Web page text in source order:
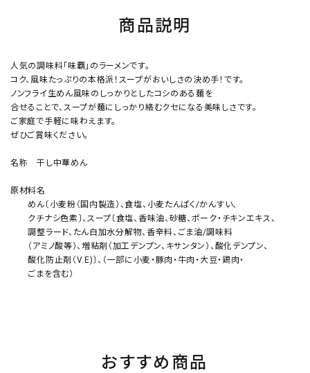
商品説明
人気の調味料「味覇」のラーメンです。
コク、風味たっぷりの本格派！スープがおいしさの決め手！です。
ノンフライ生めん風味のしっかりとしたコシのある麺を
合せることで、スープが麺にしっかり絡むクセになる美味しさです。
ご家庭で手軽に味わえます。
ぜひご賞味ください。
名称 干し中華めん
原材料名
めん〔小麦粉（国内製造）、食塩、小麦たんぱく/かんすい、
クチナシ色素〕、スープ〔食塩、香味油、砂糖、ポーク・チキンエキス、
調整ラード、たん白加水分解物、香辛料、ごま油/調味料
（アミノ酸等）、増粘剤（加工デンプン、キサンタン）、酸化デンプン、
酸化防止剤（V.E)〕、（一部に小麦・豚肉・牛肉・大豆・鶏肉・
ごまを含む）
おすすめ商品